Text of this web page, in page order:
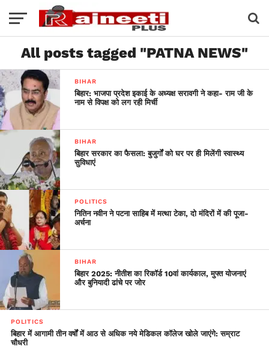
All posts tagged "PATNA NEWS"
BIHAR
बिहार: भाजपा प्रदेश इकाई के अध्यक्ष सरावगी ने कहा- राम जी के
नाम से विपक्ष को लग रही मिर्ची
BIHAR
बिहार सरकार का फैसला: बुजुर्गों को घर पर ही मिलेंगी स्वास्थ्य
सुविधाएं
POLITICS
नितिन नवीन ने पटना साहिब में मत्था टेका, दो मंदिरों में की पूजा-
अर्चना
BIHAR
बिहार 2025: नीतीश का रिकॉर्ड 10वां कार्यकाल, मुफ्त योजनाएं
और बुनियादी ढांचे पर जोर
POLITICS
बिहार में आगामी तीन वर्षों में आठ से अधिक नये मेडिकल कॉलेज खोले जाएंगे: सम्राट
चौधरी